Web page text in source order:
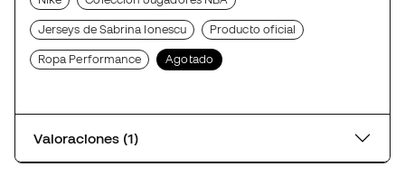
Jerseys de Sabrina Ionescu Producto oficial
Ropa Performance Agotado
Valoraciones (1)